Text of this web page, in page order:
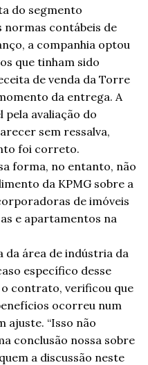
do segmento
normas contábeis de
a companhia optou
que tinham sido
de venda da Torre
da entrega. A
pela avaliação do
sem ressalva,
foi correto.
forma, no entanto, não
da KPMG sobre a
de imóveis
e apartamentos na
da área de indústria da
específico desse
o contrato, verificou que
ocorreu num
ajuste. “Isso não
conclusão nossa sobre
a discussão neste